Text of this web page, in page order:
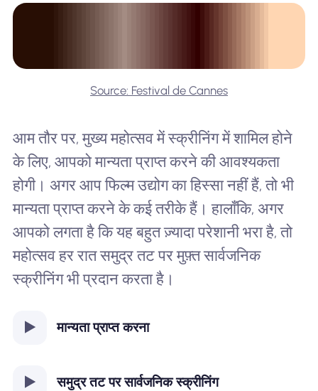
Source: Festival de Cannes
आम तौर पर, मुख्य महोत्सव में स्क्रीनिंग में शामिल होने
के लिए, आपको मान्यता प्राप्त करने की आवश्यकता
होगी। अगर आप फिल्म उद्योग का हिस्सा नहीं हैं, तो भी
मान्यता प्राप्त करने के कई तरीके हैं। हालाँकि, अगर
आपको लगता है कि यह बहुत ज़्यादा परेशानी भरा है, तो
महोत्सव हर रात समुद्र तट पर मुफ़्त सार्वजनिक
स्क्रीनिंग भी प्रदान करता है।
मान्यता प्राप्त करना
समुद्र तट पर सार्वजनिक स्क्रीनिंग